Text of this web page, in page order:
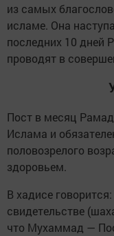
из самых
исламе. Она
последних 10 дней
проводят в
Пост в месяц
Ислама и
половозрелого
здоровьем.
В хадисе
свидетельстве
что Мухаммад —